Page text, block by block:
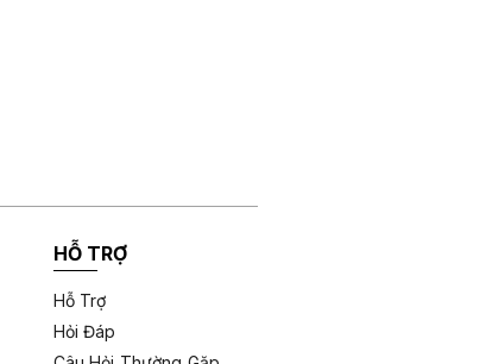
HỖ TRỢ
Hỗ Trợ
Hỏi Đáp